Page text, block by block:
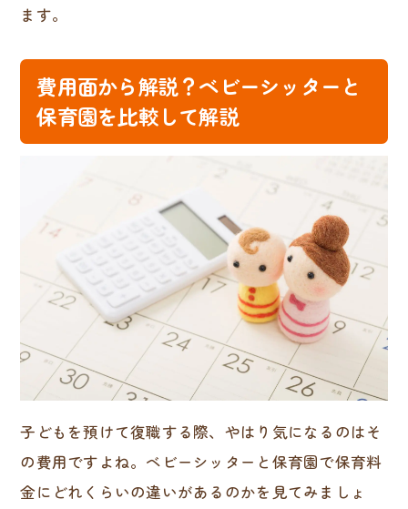
ます。
費用面から解説？ベビーシッターと
保育園を比較して解説
子どもを預けて復職する際、やはり気になるのはそ
の費用ですよね。ベビーシッターと保育園で保育料
金にどれくらいの違いがあるのかを見てみましょ